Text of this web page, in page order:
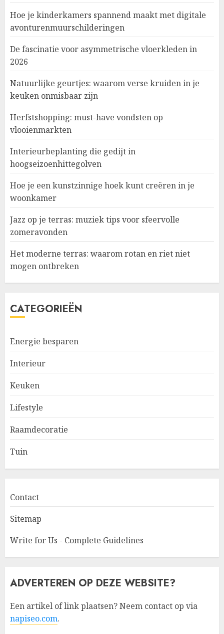
Hoe je kinderkamers spannend maakt met digitale
avonturenmuurschilderingen
De fascinatie voor asymmetrische vloerkleden in
2026
Natuurlijke geurtjes: waarom verse kruiden in je
keuken onmisbaar zijn
Herfstshopping: must-have vondsten op
vlooienmarkten
Interieurbeplanting die gedijt in
hoogseizoenhittegolven
Hoe je een kunstzinnige hoek kunt creëren in je
woonkamer
Jazz op je terras: muziek tips voor sfeervolle
zomeravonden
Het moderne terras: waarom rotan en riet niet
mogen ontbreken
CATEGORIEËN
Energie besparen
Interieur
Keuken
Lifestyle
Raamdecoratie
Tuin
Contact
Sitemap
Write for Us - Complete Guidelines
ADVERTEREN OP DEZE WEBSITE?
Een artikel of link plaatsen? Neem contact op via
napiseo.com.